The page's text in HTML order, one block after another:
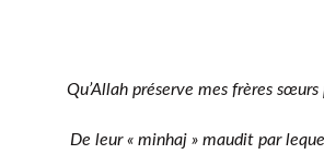
Qu’Allah préserve mes frères sœurs
De leur « minhaj » maudit par